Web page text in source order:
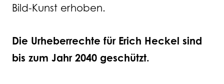
Bild-Kunst erhoben.
Die Urheberrechte für Erich Heckel sind
bis zum Jahr 2040 geschützt.